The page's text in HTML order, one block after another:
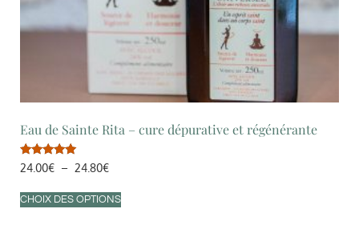
Eau de Sainte Rita – cure dépurative et régénérante
Note
5.00
24.00€ – 24.80€
CHOIX DES OPTIONS